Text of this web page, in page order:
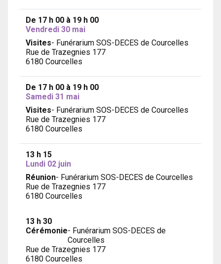
De 17 h 00 à 19 h 00
Vendredi 30 mai
Visites- Funérarium SOS-DECES de Courcelles
Rue de Trazegnies 177
6180 Courcelles
De 17 h 00 à 19 h 00
Samedi 31 mai
Visites- Funérarium SOS-DECES de Courcelles
Rue de Trazegnies 177
6180 Courcelles
13 h 15
Lundi 02 juin
Réunion- Funérarium SOS-DECES de Courcelles
Rue de Trazegnies 177
6180 Courcelles
13 h 30
Cérémonie- Funérarium SOS-DECES de
Courcelles
Rue de Trazegnies 177
6180 Courcelles